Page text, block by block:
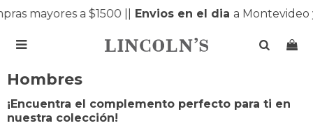
mayores a $1500 | Envios en el diaa Montevideo

Hombres
¡Encuentra el complemento perfecto para ti en
nuestra colección!